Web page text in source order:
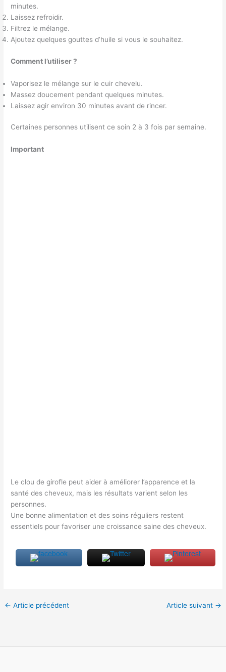
minutes.
Laissez refroidir.
Filtrez le mélange.
Ajoutez quelques gouttes d’huile si vous le souhaitez.
Comment l’utiliser ?
Vaporisez le mélange sur le cuir chevelu.
Massez doucement pendant quelques minutes.
Laissez agir environ 30 minutes avant de rincer.
Certaines personnes utilisent ce soin 2 à 3 fois par semaine.
Important
Le clou de girofle peut aider à améliorer l’apparence et la
santé des cheveux, mais les résultats varient selon les
personnes.
Une bonne alimentation et des soins réguliers restent
essentiels pour favoriser une croissance saine des cheveux.
← Article précédent Article suivant →